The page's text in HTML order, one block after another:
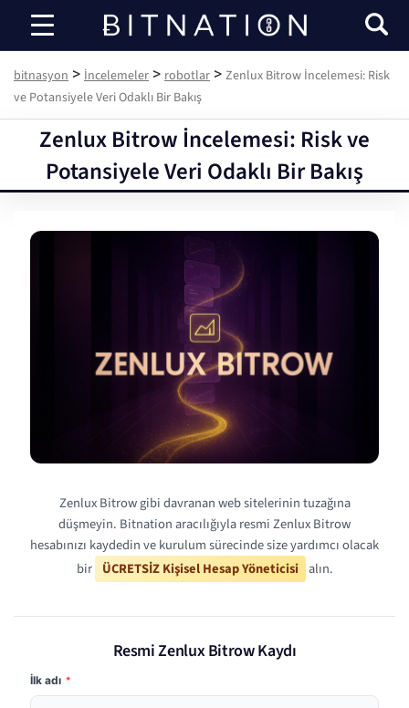
bitnasyon
bitnasyon > İncelemeler > robotlar > Zenlux Bitrow İncelemesi: Risk
ve Potansiyele Veri Odaklı Bir Bakış
Zenlux Bitrow İncelemesi: Risk ve
Potansiyele Veri Odaklı Bir Bakış
Zenlux Bitrow gibi davranan web sitelerinin tuzağına
düşmeyin. Bitnation aracılığıyla resmi Zenlux Bitrow
hesabınızı kaydedin ve kurulum sürecinde size yardımcı olacak
bir ÜCRETSİZ Kişisel Hesap Yöneticisi alın.
Resmi Zenlux Bitrow Kaydı
İlk adı *